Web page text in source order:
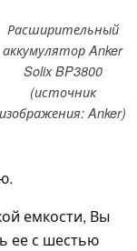
Расширительный
аккумулятор Anker
Solix BP3800
(источник
изображения: Anker)
емкости, Вы
ее с шестью